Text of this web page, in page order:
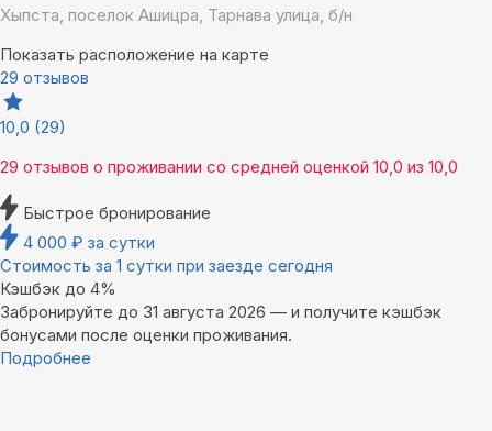
Хыпста, поселок Ашицра, Тарнава улица, б/н
Показать расположение на карте
29 отзывов
10,0 (29)
29 отзывов о проживании со средней оценкой 10,0 из 10,0
Быстрое бронирование
4 000 ₽ за сутки
Стоимость за 1 сутки при заезде сегодня
Кэшбэк до 4%
Забронируйте до 31 августа 2026 — и получите кэшбэк
бонусами после оценки проживания.
Подробнее